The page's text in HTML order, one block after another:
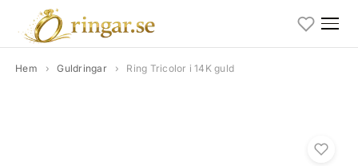
Hem › Guldringar › Ring Tricolor i 14K guld